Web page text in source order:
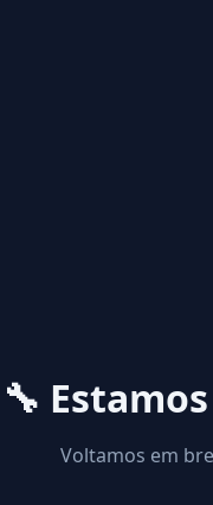
🔧
Voltamos em